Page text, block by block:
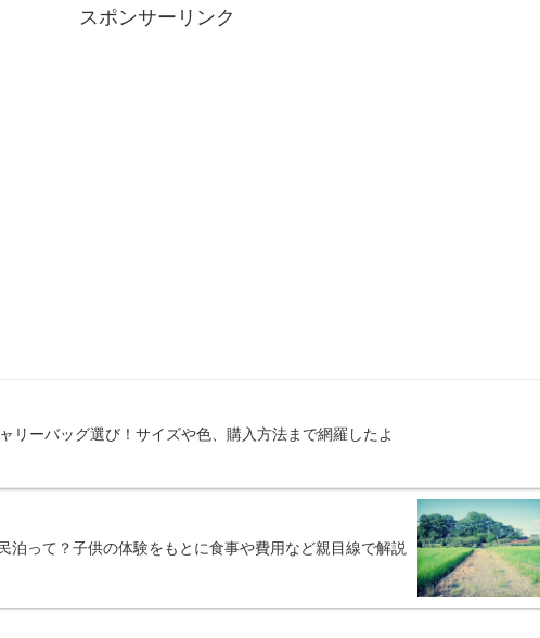
スポンサーリンク
リーバッグ選び！サイズや色、購入方法まで網羅したよ
泊って？子供の体験をもとに食事や費用など親目線で解説